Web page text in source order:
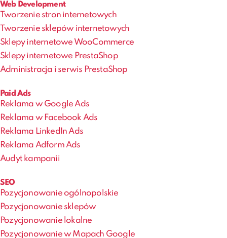
Web Development
Tworzenie stron internetowych
Tworzenie sklepów internetowych
Sklepy internetowe WooCommerce
Sklepy internetowe PrestaShop
Administracja i serwis PrestaShop
Paid Ads
Reklama w Google Ads
Reklama w Facebook Ads
Reklama LinkedIn Ads
Reklama Adform Ads
Audyt kampanii
SEO
Pozycjonowanie ogólnopolskie
Pozycjonowanie sklepów
Pozycjonowanie lokalne
Pozycjonowanie w Mapach Google